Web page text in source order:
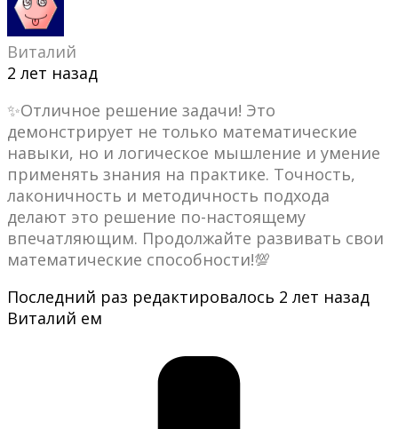
Виталий
2 лет назад
✨Отличное решение задачи! Это
демонстрирует не только математические
навыки, но и логическое мышление и умение
применять знания на практике. Точность,
лаконичность и методичность подхода
делают это решение по-настоящему
впечатляющим. Продолжайте развивать свои
математические способности!💯
Последний раз редактировалось 2 лет назад
Виталий ем